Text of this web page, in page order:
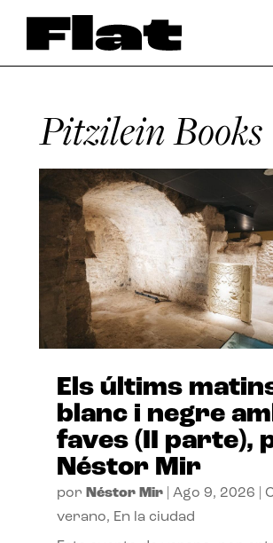
Pitzilein Books
Els últims
blanc i negre
faves (II parte),
Néstor Mir
por Néstor Mir| Ago 9, 2026
verano, En la ciudad